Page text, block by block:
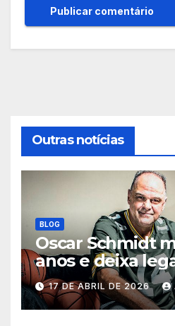
Outras notícias
BLOG
Oscar Schmidt
anos e deixa
no basquete
17 DE ABRIL DE 2026